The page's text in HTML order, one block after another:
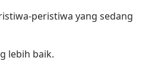
peristiwa yang sedang
lebih baik.